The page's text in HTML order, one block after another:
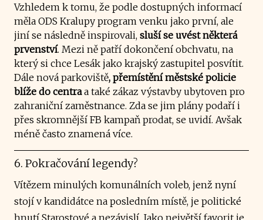
Vzhledem k tomu, že podle dostupných informací
měla ODS Kralupy program venku jako první, ale
jiní se následně inspirovali, sluší se uvést některá
prvenství. Mezi ně patří dokončení obchvatu, na
který si chce Lesák jako krajský zastupitel posvítit.
Dále nová parkoviště, přemístění městské policie
blíže do centraa také zákaz výstavby ubytoven pro
zahraniční zaměstnance. Zda se jim plány podaří i
přes skromnější FB kampaň prodat, se uvidí. Avšak
méně často znamená více.
6. Pokračování legendy?
Vítězem minulých komunálních voleb, jenž nyní
stojí v kandidátce na posledním místě, je politické
hnutí Starostové a nezávislí. Jako největší favorit je